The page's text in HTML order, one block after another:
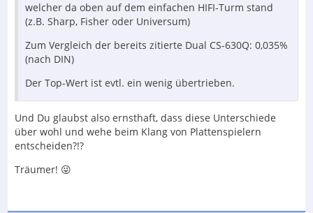
welcher da oben auf dem einfachen HIFI-Turm stand
(z.B. Sharp, Fisher oder Universum)
Zum Vergleich der bereits zitierte Dual CS-630Q: 0,035%
(nach DIN)
Der Top-Wert ist evtl. ein wenig übertrieben.
Und Du glaubst also ernsthaft, dass diese Unterschiede
über wohl und wehe beim Klang von Plattenspielern
entscheiden?!?
Träumer! 😜